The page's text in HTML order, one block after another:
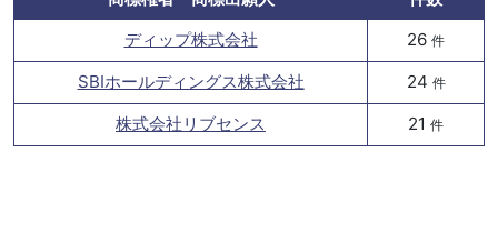
ディップ株式会社
26 件
SBIホールディングス株式会社 24 件
株式会社リブセンス 21 件